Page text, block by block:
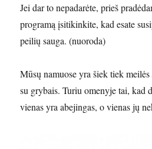
Jei dar to nepadarėte, prieš
programą įsitikinkite, kad esate
peilių sauga. (nuoroda)
Mūsų namuose yra šiek tiek
su grybais. Turiu omenyje tai, kad
vienas yra abejingas, o vienas jų